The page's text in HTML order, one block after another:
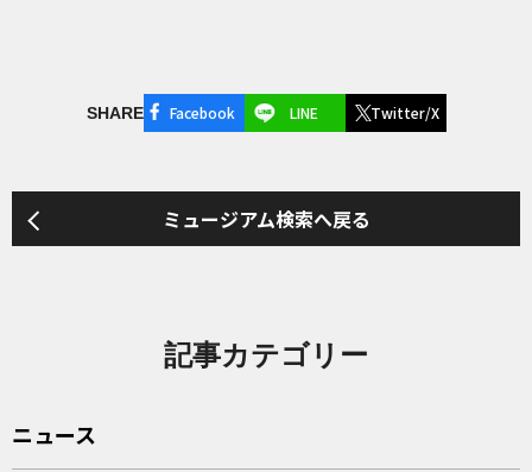
SHARE Facebook LINE Twitter/X
ミュージアム検索へ戻る
記事カテゴリー
ニュース